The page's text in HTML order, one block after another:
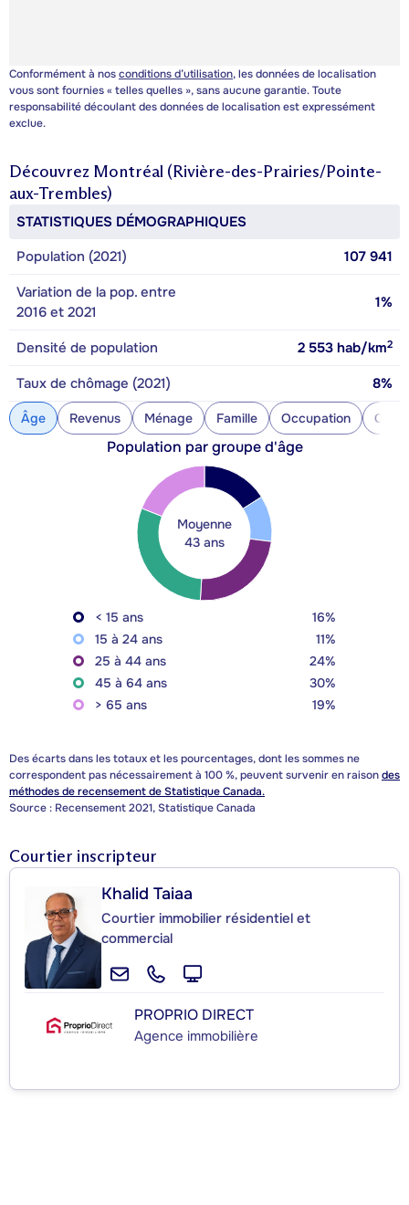
Conformément à nosconditions d’utilisation, les données de localisation
vous sont fournies « telles quelles », sans aucune garantie. Toute
responsabilité découlant des données de localisation est expressément
exclue.
Découvrez Montréal (Rivière-des-Prairies/Pointe-
aux-Trembles)
STATISTIQUES DÉMOGRAPHIQUES
Population (2021)
107 941
Variation de la pop. entre
2016 et 2021
1%
Densité de population 2 553 hab/km2
Taux de chômage (2021) 8%
Âge Revenus Ménage Famille Occupation
Population par groupe d'âge
Moyenne
43 ans
< 15 ans
16%
15 à 24 ans
11%
25 à 44 ans
24%
45 à 64 ans
30%
> 65 ans
19%
Des écarts dans les totaux et les pourcentages, dont les sommes ne
correspondent pas nécessairement à 100 %, peuvent survenir en raisondes
méthodes de recensement de Statistique Canada.
Source : Recensement 2021, Statistique Canada
Courtier inscripteur
Khalid Taiaa
Courtier immobilier résidentiel et
commercial
PROPRIO DIRECT
Agence immobilière